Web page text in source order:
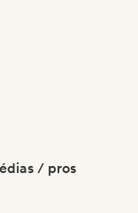
/ pros